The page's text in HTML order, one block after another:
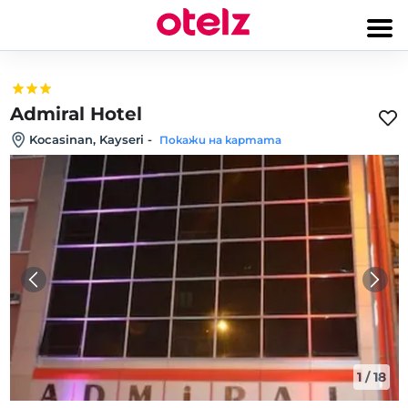
Admiral Hotel
Kocasinan, Kayseri - Покажи на картата
1 /18